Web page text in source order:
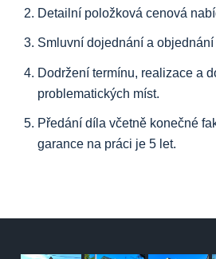
Detailní položková cenová
Smluvní dojednání a objednání
Dodržení termínu, realizace a
problematických míst.
Předání díla včetně konečné
garance na práci je 5 let.